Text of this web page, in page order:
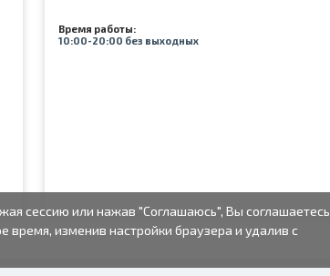
Время работы:
10:00-20:00 без выходных
сессию или нажав "Соглашаюсь", Вы соглашаетесь
время, изменив настройки браузера и удалив с